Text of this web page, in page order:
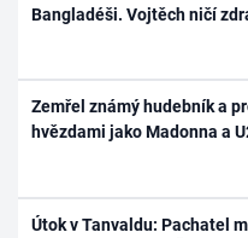
Bangladéši. Vojtěch ničí
Zemřel známý hudebník a
hvězdami jako Madonna a
Útok v Tanvaldu: Pachatel